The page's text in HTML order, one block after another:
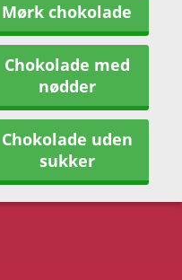
Mørk chokolade
Chokolade med
nødder
Chokolade uden
sukker